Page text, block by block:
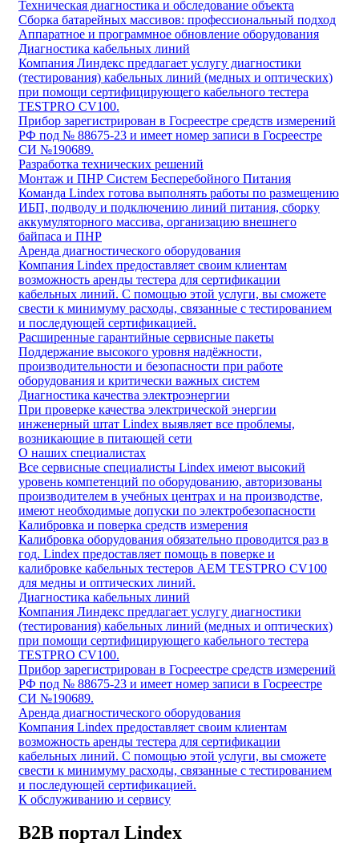
Техническая диагностика и обследование объекта
Сборка батарейных массивов: профессиональный подход
Аппаратное и программное обновление оборудования
Диагностика кабельных линий
Компания Линдекс предлагает услугу диагностики
(тестирования) кабельных линий (медных и оптических)
при помощи сертифицирующего кабельного тестера
TESTPRO CV100.
Прибор зарегистрирован в Госреестре средств измерений
РФ под № 88675-23 и имеет номер записи в Госреестре
СИ №190689.
Разработка технических решений
Монтаж и ПНР Систем Бесперебойного Питания
Команда Lindex готова выполнять работы по размещению
ИБП, подводу и подключению линий питания, сборку
аккумуляторного массива, организацию внешнего
байпаса и ПНР
Аренда диагностического оборудования
Компания Lindex предоставляет своим клиентам
возможность аренды тестера для сертификации
кабельных линий. С помощью этой услуги, вы сможете
свести к минимуму расходы, связанные с тестированием
и последующей сертификацией.
Расширенные гарантийные сервисные пакеты
Поддержание высокого уровня надёжности,
производительности и безопасности при работе
оборудования и критически важных систем
Диагностика качества электроэнергии
При проверке качества электрической энергии
инженерный штат Lindex выявляет все проблемы,
возникающие в питающей сети
О наших специалистах
Все сервисные специалисты Lindex имеют высокий
уровень компетенций по оборудованию, авторизованы
производителем в учебных центрах и на производстве,
имеют необходимые допуски по электробезопасности
Калибровка и поверка средств измерения
Калибровка оборудования обязательно проводится раз в
год. Lindex предоставляет помощь в поверке и
калибровке кабельных тестеров AEM TESTPRO CV100
для медны и оптических линий.
Диагностика кабельных линий
Компания Линдекс предлагает услугу диагностики
(тестирования) кабельных линий (медных и оптических)
при помощи сертифицирующего кабельного тестера
TESTPRO CV100.
Прибор зарегистрирован в Госреестре средств измерений
РФ под № 88675-23 и имеет номер записи в Госреестре
СИ №190689.
Аренда диагностического оборудования
Компания Lindex предоставляет своим клиентам
возможность аренды тестера для сертификации
кабельных линий. С помощью этой услуги, вы сможете
свести к минимуму расходы, связанные с тестированием
и последующей сертификацией.
К обслуживанию и сервису
B2B портал Lindex